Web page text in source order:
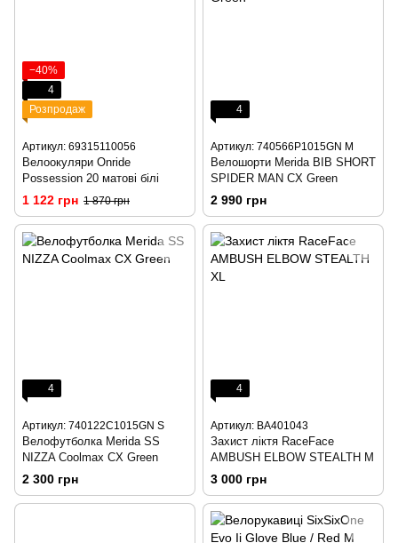
−40%
4
Розпродаж
Артикул: 69315110056
Велоокуляри Onride
Possession 20 матові білі
1 122 грн 1 870 грн
4
Артикул: 740566P1015GN M
Велошорти Merida BIB SHORT
SPIDER MAN CX Green
2 990 грн
4
Артикул: 740122C1015GN S
Велофутболка Merida SS
NIZZA Coolmax CX Green
2 300 грн
4
Артикул: BA401043
Захист ліктя RaceFace
AMBUSH ELBOW STEALTH M
3 000 грн